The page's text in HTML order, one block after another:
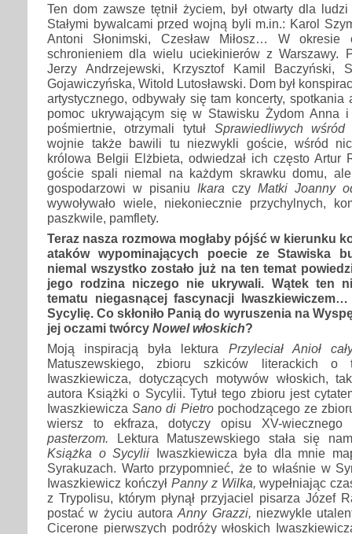
Ten dom zawsze tętnił życiem, był otwarty dla
Stałymi bywalcami przed wojną byli m.in.: Karol
Antoni Słonimski, Czesław Miłosz… W
schronieniem dla wielu uciekinierów z Warszawy.
Jerzy Andrzejewski, Krzysztof Kamil Baczyński,
Gojawiczyńska, Witold Lutosławski. Dom był
artystycznego, odbywały się tam koncerty, spotkania
pomoc ukrywającym się w Stawisku Żydom Anna i
pośmiertnie, otrzymali tytuł Sprawiedliwych
wojnie także bawili tu niezwykli goście, wśród
królowa Belgii Elżbieta, odwiedzał ich często Artur
goście spali niemal na każdym skrawku domu,
gospodarzowi w pisaniu Ikara czy Matki Joanny
wywoływało wiele, niekoniecznie przychylnych,
paszkwile, pamflety.
Teraz nasza rozmowa mogłaby pójść w kierunku
ataków wypominających poecie ze Stawiska
niemal wszystko zostało już na ten temat
jego rodzina niczego nie ukrywali. Wątek ten
tematu niegasnącej fascynacji
Sycylię. Co skłoniło Panią do wyruszenia na
jej oczami twórcy Nowel włoskich?
Moją inspiracją była lektura Przyleciał Anioł
Matuszewskiego, zbioru szkiców literackich o
Iwaszkiewicza, dotyczących motywów włoskich,
autora Książki o Sycylii. Tytuł tego zbioru jest
IwaszkiewiczaSano di Pietropochodzącego ze
wiersz to ekfraza, dotyczy opisu XV-
pasterzom. Lektura Matuszewskiego stała się
Książka o Sycylii Iwaszkiewicza była dla mnie
Syrakuzach. Warto przypomnieć, że to właśnie w
Iwaszkiewicz kończył Panny z Wilka, wypełniając
z Trypolisu, którym płynął przyjaciel pisarza Józef
postać w życiu autoraAnny Grazzi, niezwykle
Cicerone pierwszych podróży włoskich